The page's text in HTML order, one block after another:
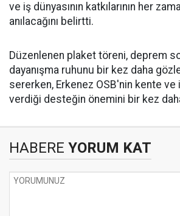
ve iş dünyasının katkılarının her
anılacağını belirtti.
Düzenlenen plaket töreni, deprem
dayanışma ruhunu bir kez daha
sererken, Erkenez OSB'nin kente ve
verdiği desteğin önemini bir kez
HABERE YORUM KAT